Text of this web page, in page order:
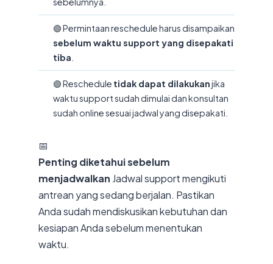
🟢 Permintaan reschedule harus disampaikan
sebelum waktu support yang disepakati
tiba
🟢 Reschedule tidak dapat dilakukanjika
waktu support sudah dimulai dan konsultan
sudah online sesuai jadwal yang disepakati.
📅
Penting diketahui sebelum
menjadwalkan Jadwal support mengikuti
antrean yang sedang berjalan. Pastikan
Anda sudah mendiskusikan kebutuhan dan
kesiapan Anda sebelum menentukan
waktu.